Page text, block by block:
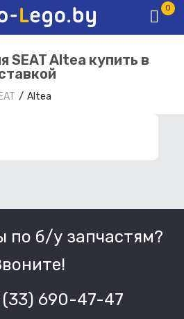
0
SEAT Altea купить в
Altea
по б/у запчастям?
(33) 690-47-47